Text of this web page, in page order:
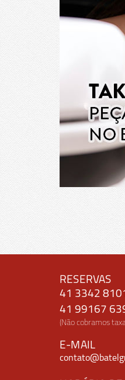
RESERVAS
41 3342
41 99167
(Não cobramos
E-MAIL